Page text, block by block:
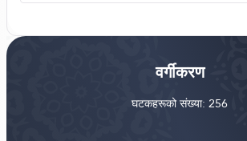
वर्गीकरण
घटकहरूको संख्या: 256